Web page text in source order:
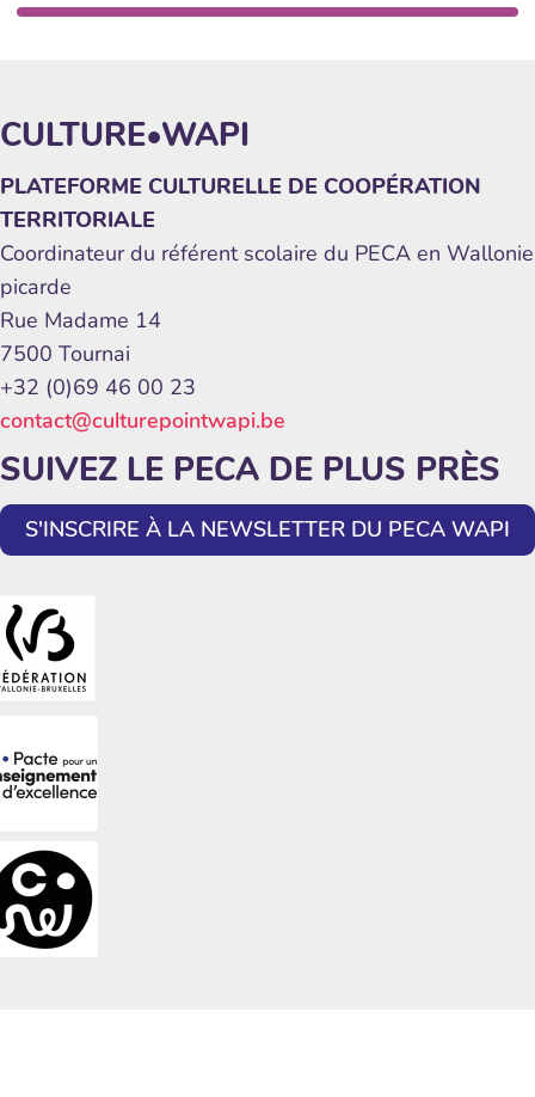
CULTURE•WAPI
PLATEFORME CULTURELLE DE COOPÉRATION
TERRITORIALE
Coordinateur du référent scolaire du PECA en Wallonie
picarde
Rue Madame 14
7500 Tournai
+32 (0)69 46 00 23
contact@culturepointwapi.be
SUIVEZ LE PECA DE PLUS PRÈS
S'INSCRIRE À LA NEWSLETTER DU PECA WAPI